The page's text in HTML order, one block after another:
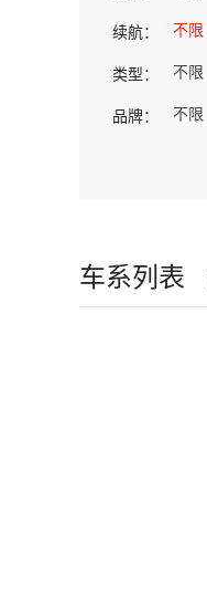
续航： 不限
类型： 不限
品牌： 不限
车系列表